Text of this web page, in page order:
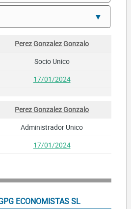
Perez Gonzalez Gonzalo
Socio Unico
17/01/2024
Perez Gonzalez Gonzalo
Administrador Unico
17/01/2024
ECONOMISTAS SL